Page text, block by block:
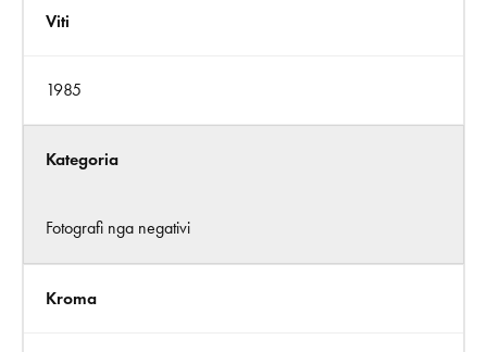
Viti
1985
Kategoria
Fotografi nga negativi
Kroma